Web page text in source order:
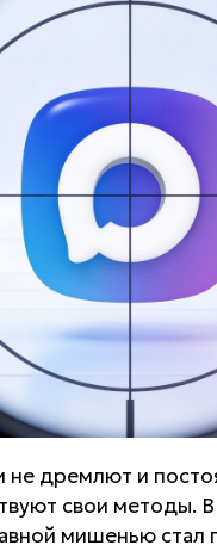
дремлют и
свои методы.
мишенью стал